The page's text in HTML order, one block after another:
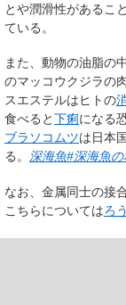
とや潤滑性があるこ
ている。
また、動物の油脂の
のマッコウクジラの
スエステルはヒトの
食べると下痢になる
ブラソコムツは日本
る。 深海魚#深海魚
なお、金属同士の接
こちらについてはろ